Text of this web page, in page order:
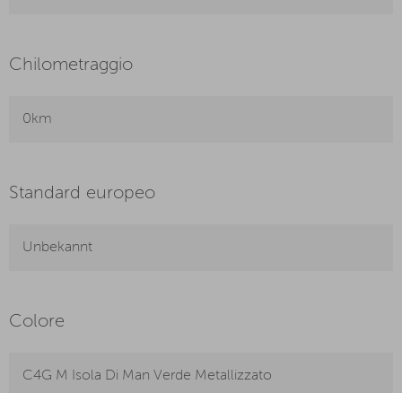
Chilometraggio
0km
Standard europeo
Unbekannt
Colore
C4G M Isola Di Man Verde Metallizzato